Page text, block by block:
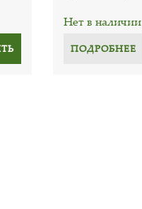
Нет в наличии
ПОДРОБНЕЕ